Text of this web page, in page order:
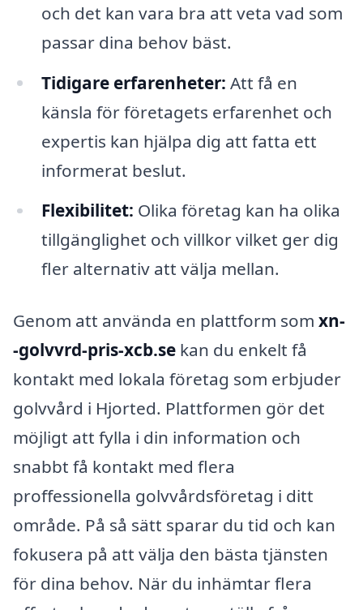
och det kan vara bra att veta vad som
passar dina behov bäst.
Tidigare erfarenheter: Att få en
känsla för företagets erfarenhet och
expertis kan hjälpa dig att fatta ett
informerat beslut.
Flexibilitet: Olika företag kan ha olika
tillgänglighet och villkor vilket ger dig
fler alternativ att välja mellan.
Genom att använda en plattform som xn-
-golvvrd-pris-xcb.se kan du enkelt få
kontakt med lokala företag som erbjuder
golvvård i Hjorted. Plattformen gör det
möjligt att fylla i din information och
snabbt få kontakt med flera
proffessionella golvvårdsföretag i ditt
område. På så sätt sparar du tid och kan
fokusera på att välja den bästa tjänsten
för dina behov. När du inhämtar flera